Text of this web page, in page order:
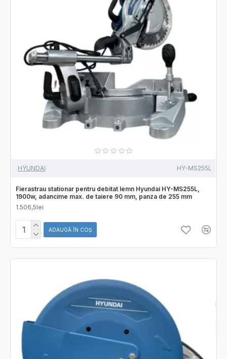
HYUNDAI HY-MS255L
Fierastrau stationar pentru debitat lemn Hyundai HY-MS255L,
1900w, adancime max. de taiere 90 mm, panza de 255 mm
1.506,5lei
ADAUGĂ ÎN COŞ